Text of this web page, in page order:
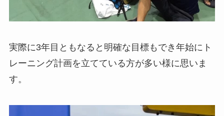
実際に3年目ともなると明確な目標もでき年始にト
レーニング計画を立てている方が多い様に思いま
す。